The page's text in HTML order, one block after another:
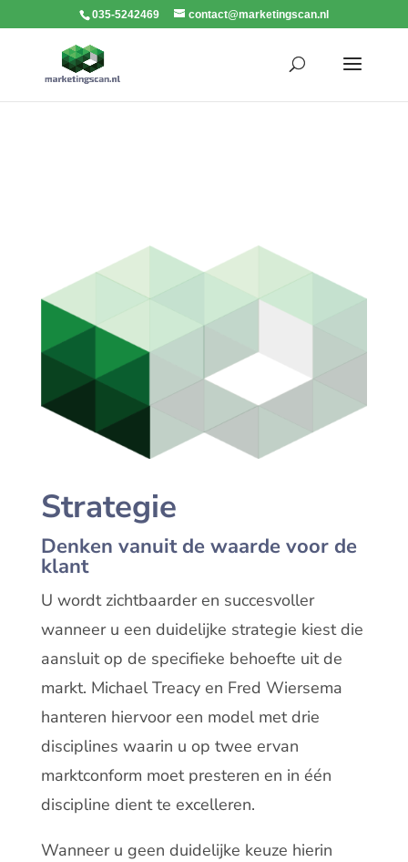
035-5242469 contact@marketingscan.nl
Strategie
Denken vanuit de waarde voor de
klant
U wordt zichtbaarder en succesvoller
wanneer u een duidelijke strategie kiest die
aansluit op de specifieke behoefte uit de
markt. Michael Treacy en Fred Wiersema
hanteren hiervoor een model met drie
disciplines waarin u op twee ervan
marktconform moet presteren en in één
discipline dient te excelleren.
Wanneer u geen duidelijke keuze hierin